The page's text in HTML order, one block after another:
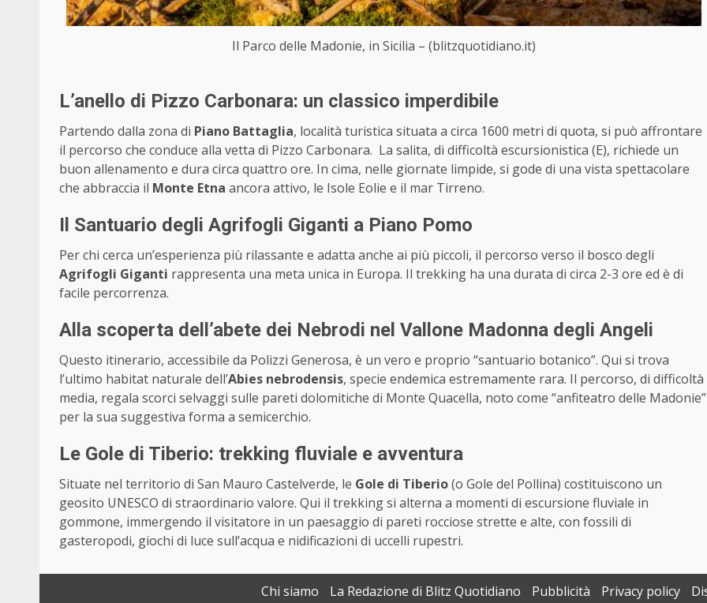
Il Parco delle Madonie, in Sicilia – (blitzquotidiano.it)
L’anello di Pizzo Carbonara: un classico imperdibile
Partendo dalla zona di Piano Battaglia, località turistica situata a circa 1600 metri di quota, si può affrontare
il percorso che conduce alla vetta di Pizzo Carbonara. La salita, di difficoltà escursionistica (E), richiede un
buon allenamento e dura circa quattro ore. In cima, nelle giornate limpide, si gode di una vista spettacolare
che abbraccia il Monte Etna ancora attivo, le Isole Eolie e il mar Tirreno.
Il Santuario degli Agrifogli Giganti a Piano Pomo
Per chi cerca un’esperienza più rilassante e adatta anche ai più piccoli, il percorso verso il bosco degli
Agrifogli Giganti rappresenta una meta unica in Europa. Il trekking ha una durata di circa 2-3 ore ed è di
facile percorrenza.
Alla scoperta dell’abete dei Nebrodi nel Vallone Madonna degli Angeli
Questo itinerario, accessibile da Polizzi Generosa, è un vero e proprio “santuario botanico”. Qui si trova
l’ultimo habitat naturale dell’Abies nebrodensis, specie endemica estremamente rara. Il percorso, di difficoltà
media, regala scorci selvaggi sulle pareti dolomitiche di Monte Quacella, noto come “anfiteatro delle Madonie”
per la sua suggestiva forma a semicerchio.
Le Gole di Tiberio: trekking fluviale e avventura
Situate nel territorio di San Mauro Castelverde, le Gole di Tiberio(o Gole del Pollina) costituiscono un
geosito UNESCO di straordinario valore. Qui il trekking si alterna a momenti di escursione fluviale in
gommone, immergendo il visitatore in un paesaggio di pareti rocciose strette e alte, con fossili di
gasteropodi, giochi di luce sull’acqua e nidificazioni di uccelli rupestri.
Chi siamo La Redazione di Blitz Quotidiano Pubblicità Privacy policy